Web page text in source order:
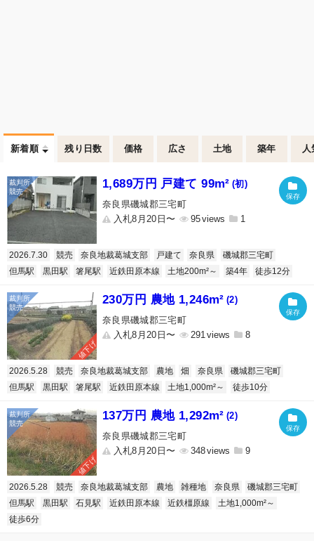
新着順 残り日数 価格 広さ 土地 築年 人
1,689万円 戸建て 99m² (初)
奈良県磯城郡三宅町
入札8月20日〜
95 1
2026.7.30 競売 奈良地裁葛城支部 戸建て 奈良県
磯城郡三宅町
但馬駅
黒田駅 箸尾駅 近鉄田原本線 土地200m²～ 築4年 徒歩12分
値下げ
230万円 農地 1,246m² (2)
奈良県磯城郡三宅町
入札8月20日〜
291 8
2026.5.28 競売 奈良地裁葛城支部 農地 畑 奈良県
磯城郡三宅町
但馬駅
黒田駅 箸尾駅 近鉄田原本線 土地1,000m²～ 徒歩10分
値下げ
137万円 農地 1,292m² (2)
奈良県磯城郡三宅町
入札8月20日〜
348 9
2026.5.28 競売 奈良地裁葛城支部 農地 雑種地 奈良県
磯城郡三宅町
但馬駅
黒田駅 石見駅 近鉄田原本線 近鉄橿原線
土地1,000m²～
徒歩6分